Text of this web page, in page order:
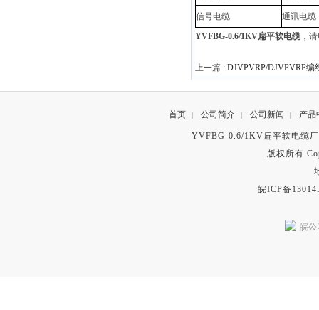
信号电缆
通讯电缆
YVFBG-0.6/1KV扁平软电缆，
上一篇 : DJVPVRP/DJVPVRP
首页 | 公司简介 | 公司新闻 | 产品
YVFBG-0.6/1KV扁平软电缆
版权所有
皖ICP备
皖公